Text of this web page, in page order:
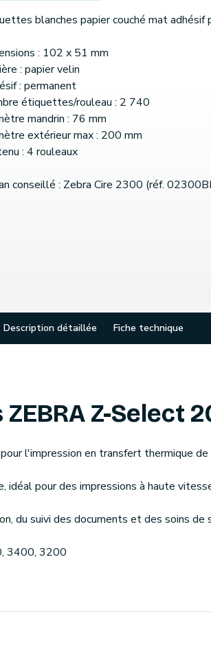
blanches papier couché mat adhésif
: 102 x 51 mm
: papier velin
: permanent
étiquettes/rouleau : 2 740
mandrin : 76 mm
extérieur max : 200 mm
: 4 rouleaux
conseillé : Zebra Cire 2300 (réf.
Description détaillée Fiche technique
Z-Select
l'impression en transfert thermique
idéal pour des impressions à haute
du suivi des documents et des soins de
3400, 3200